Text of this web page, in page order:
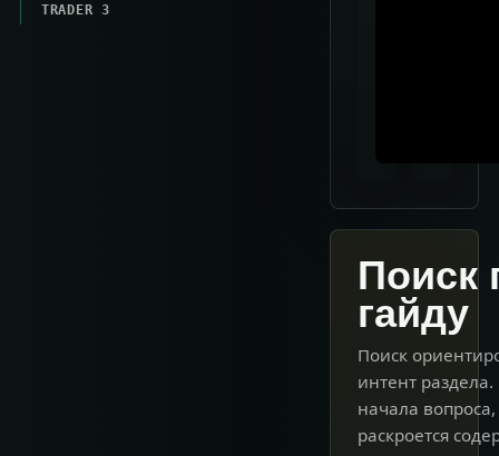
TRADER 3
Поиск
гайду
Поиск
интент
начала
раскроется